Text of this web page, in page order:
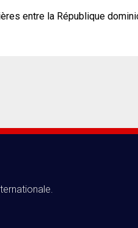
entre la République